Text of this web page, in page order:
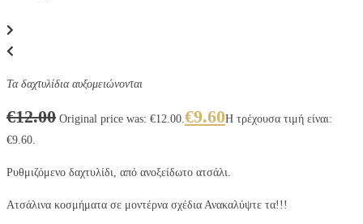
Τα δαχτυλίδια αυξομειώνονται
€12.00 Original price was: €12.00. €9.60Η τρέχουσα τιμή είναι:
€9.60.
Ρυθμιζόμενο δαχτυλίδι, από ανοξείδωτο ατσάλι.
Ατσάλινα κοσμήματα σε μοντέρνα σχέδια Ανακαλύψτε τα!!!